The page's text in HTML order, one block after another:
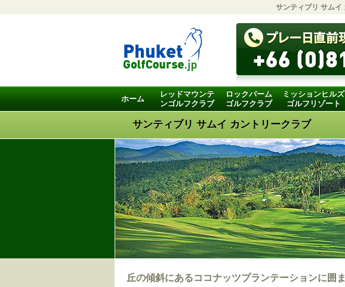
サンティブリ サムイ
ホーム
レッドマウンテ
ンゴルフクラブ
ロックパーム
ゴルフクラブ
ミッションヒルズ
ゴルフリゾート
サンティブリ サムイ カントリークラブ
丘の傾斜にあるココナッツプランテーションに囲